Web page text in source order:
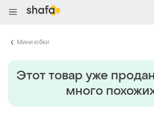
Мини юбки
Этот товар уже
много